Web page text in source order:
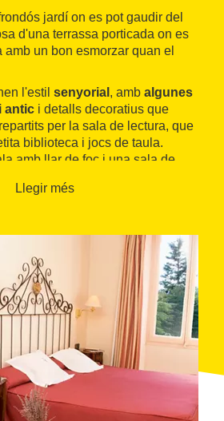
jardí on es pot gaudir del
d'una terrassa porticada on es
amb un bon esmorzar quan el
l'estil senyorial , amb algunes
antic i detalls decoratius que
per la sala de lectura, que
biblioteca i jocs de taula.
amb llar de foc i una sala de
conegut a La Seu d'Urgell
merescut. Proposa una
cuina
especialitats com els
els galls de l'Alt Urgell a l'estil de
de figues amb xocolata calenta.
suggeriments per obrir la gana,
a cavall fins a unsafari
en globus per la comarca.
Llegir més